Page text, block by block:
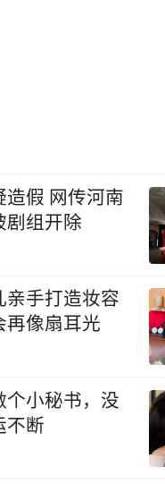
造假 网传河南
剧组开除
亲手打造妆容
再像扇耳光
个小秘书，没
不断